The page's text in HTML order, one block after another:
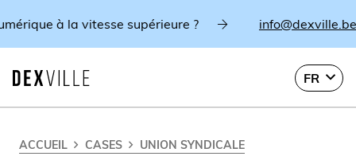
à la vitesse supérieure ? info@dexville.be
FR
ACCUEIL CASES UNION SYNDICALE